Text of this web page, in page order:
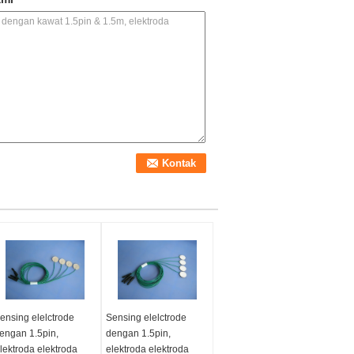
elelctrode
1.5pin,
elektroda
Sensing elelctrode
dengan 1.5pin,
elektroda elektroda